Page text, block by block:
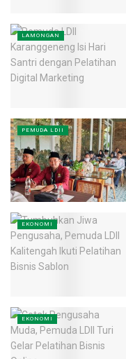
LAMONGAN
PEMUDA LDII
EKONOMI
EKONOMI